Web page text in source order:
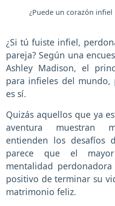
¿Puede un corazón
¿Si tú fuiste infiel,
pareja? Según una
Ashley Madison, el
para infieles del mundo,
es sí.
Quizás aquellos que ya
aventura muestran
entienden los desafíos
parece que el
mentalidad
positivo de terminar su
matrimonio feliz.